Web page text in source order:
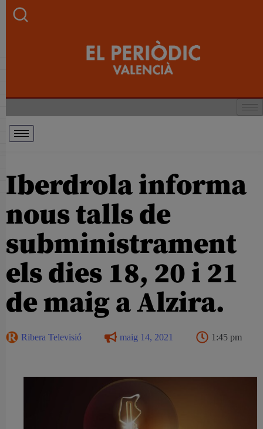
Iberdrola informa
nous talls de
subministrament
els dies 18, 20 i 21
de maig a Alzira.
Ribera Televisió maig 14, 2021 1:45 pm